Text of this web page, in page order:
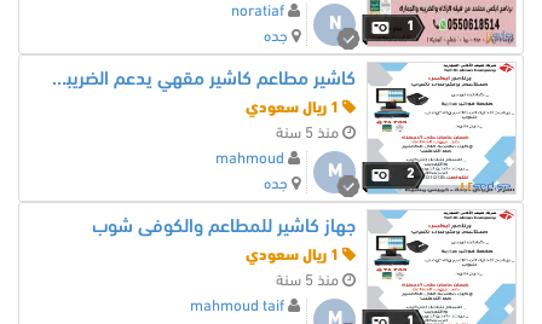
1
N
noratiaf
جده
2
كاشير مطاعم كاشير مقهي يدعم الضريبة المضافة لهيئة الذكاة
منذ 5 سنة
M
mahmoud
جده
جهاز كاشير للمطاعم والكوفى شوب
منذ 5 سنة
M
mahmoud taif